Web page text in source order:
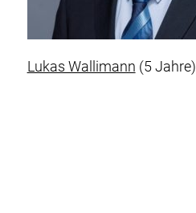
Lukas Wallimann (5 Jahre)